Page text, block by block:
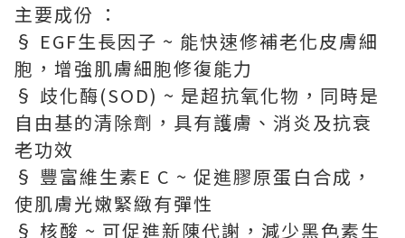
主要成份 ：
§ EGF生長因子 ~ 能快速修補老化皮膚細
胞，增強肌膚細胞修復能力
§ 歧化酶(SOD) ~ 是超抗氧化物，同時是
自由基的清除劑，具有護膚、消炎及抗衰
老功效
§ 豐富維生素E C ~ 促進膠原蛋白合成，
使肌膚光嫩緊緻有彈性
§ 核酸 ~ 可促進新陳代謝，減少黑色素生